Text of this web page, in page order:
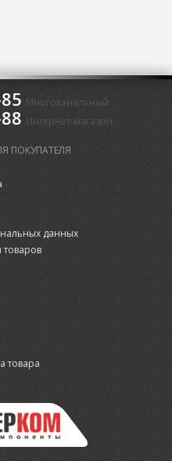
Многоканальный
Интернет-магазин
ПОКУПАТЕЛЯ
данных
товара